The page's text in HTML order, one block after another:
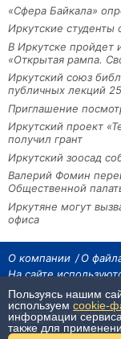
«Сфера Байкала»
Иркутские студенты
В Иркутске пройдет
«Открытая рампа.
Иркутский союз
публичных лекций
Приглашение
Иркутский проект
получил грант
Иркутский зоосад
Валерий Фомин
Общественной
Иркутяне могут
офиса
О компании
О
На сайте
На сайте размещаются
законом.
При использовании
гиперссылка.
Пользуясь нашим
используем cookie-
информации
также для